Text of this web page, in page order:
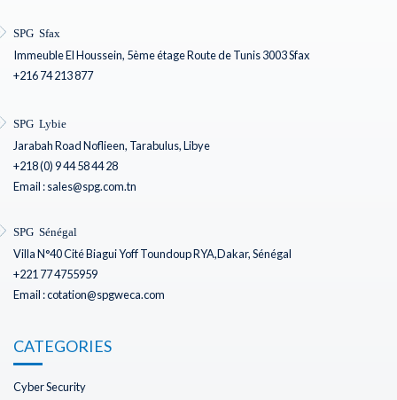
SPG Sfax
Immeuble El Houssein, 5ème étage Route de Tunis 3003 Sfax
+216 74 213 877
SPG Lybie
Jarabah Road Noflieen, Tarabulus, Libye
+218 (0) 9 44 58 44 28
Email : sales@spg.com.tn
SPG Sénégal
Villa N°40 Cité Biagui Yoff Toundoup RYA,Dakar, Sénégal
+221 77 4755959
Email : cotation@spgweca.com
CATEGORIES
Cyber Security